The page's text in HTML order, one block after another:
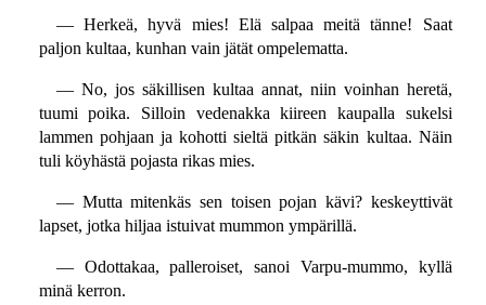
— Herkeä, hyvä mies! Elä salpaa meitä tänne! Saat
paljon kultaa, kunhan vain jätät ompelematta.
— No, jos säkillisen kultaa annat, niin voinhan heretä,
tuumi poika. Silloin vedenakka kiireen kaupalla sukelsi
lammen pohjaan ja kohotti sieltä pitkän säkin kultaa. Näin
tuli köyhästä pojasta rikas mies.
— Mutta mitenkäs sen toisen pojan kävi? keskeyttivät
lapset, jotka hiljaa istuivat mummon ympärillä.
— Odottakaa, palleroiset, sanoi Varpu-mummo, kyllä
minä kerron.